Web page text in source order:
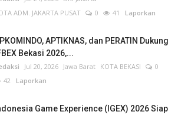
ADM. JAKARTA PUSAT
0 41 Laporkan
APTIKNAS, dan PERATIN Dukung
Bekasi 2026,...
Jul 20, 2026 Jawa Barat KOTA BEKASI
0
42 Laporkan
Game Experience (IGEX) 2026 Siap